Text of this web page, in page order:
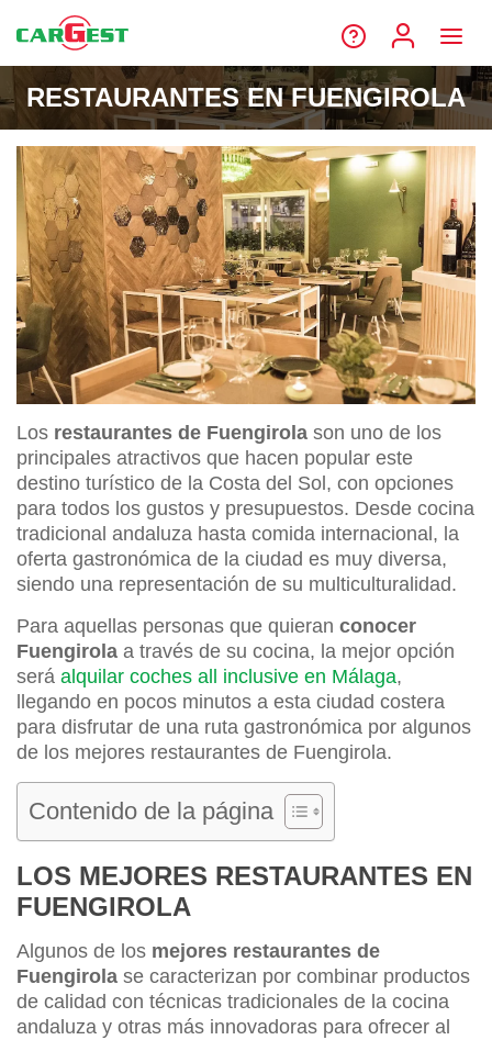
RESTAURANTES EN FUENGIROLA
Los restaurantes de Fuengirola son uno de los
principales atractivos que hacen popular este
destino turístico de la Costa del Sol, con opciones
para todos los gustos y presupuestos. Desde cocina
tradicional andaluza hasta comida internacional, la
oferta gastronómica de la ciudad es muy diversa,
siendo una representación de su multiculturalidad.
Para aquellas personas que quieran conocer
Fuengirola a través de su cocina, la mejor opción
será alquilar coches all inclusive en Málaga,
llegando en pocos minutos a esta ciudad costera
para disfrutar de una ruta gastronómica por algunos
de los mejores restaurantes de Fuengirola.
Contenido de la página
LOS MEJORES RESTAURANTES EN
FUENGIROLA
Algunos de los mejores restaurantes de
Fuengirola se caracterizan por combinar productos
de calidad con técnicas tradicionales de la cocina
andaluza y otras más innovadoras para ofrecer al